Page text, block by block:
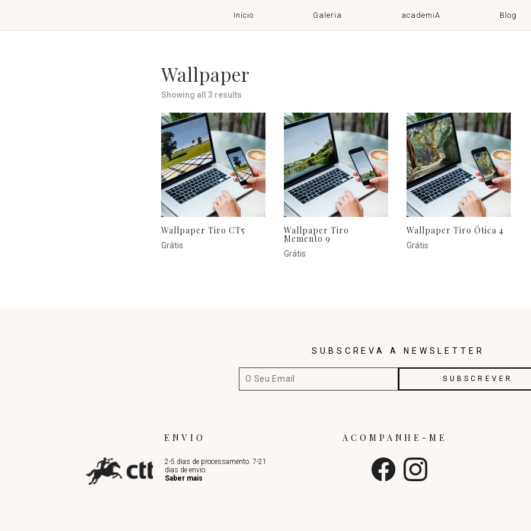
Início Galeria academiA Blog
Wallpaper
Showing all 3 results
Wallpaper Tiro CT5
Grátis
Wallpaper Tiro
Memento 9
Grátis
Wallpaper Tiro Ótica 4
Grátis
SUBSCREVA A NEWSLETTER
ENVIO
2-5 dias de processamento. 7-21
dias de envio.
Saber mais
ACOMPANHE-ME